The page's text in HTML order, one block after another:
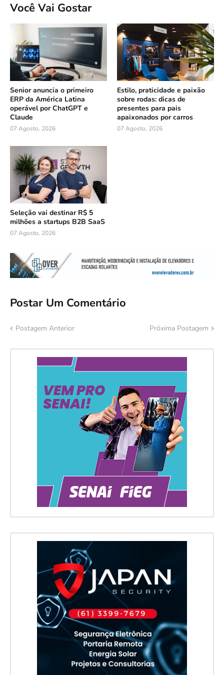
Você Vai Gostar
Senior anuncia o primeiro
ERP da América Latina
operável por ChatGPT e
Claude
07 Agosto, 2026
Estilo, praticidade e paixão
sobre rodas: dicas de
presentes para pais
apaixonados por carros
07 Agosto, 2026
Seleção vai destinar R$ 5
milhões a startups B2B SaaS
07 Agosto, 2026
Postar Um Comentário
Postagem Anterior Próxima Postagem